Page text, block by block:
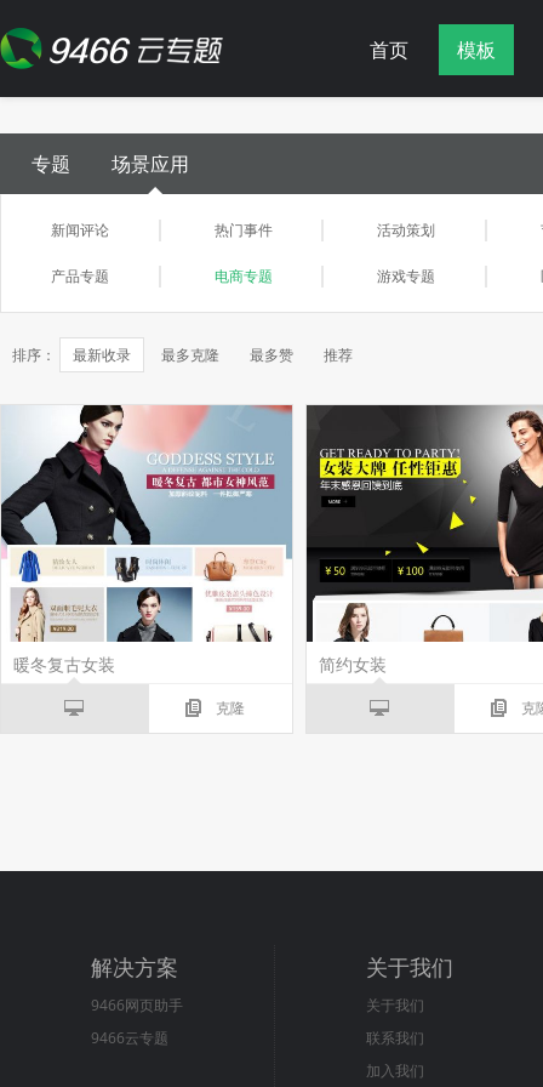
首页 模板
专题 场景应用
新闻评论 热门事件 活动策划
产品专题 电商专题 游戏专题
排序： 最新收录 最多克隆 最多赞 推荐
暖冬复古女装
克隆
简约女装
克
解决方案
9466网页助手
9466云专题
关于我们
关于我们
联系我们
加入我们